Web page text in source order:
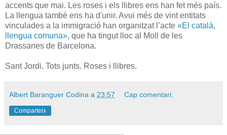
accents que mai. Les roses i els llibres ens han fet més país.
La llengua també ens ha d'unir. Avui més de vint entitats
vinculades a la immigració han organitzat l’acte «El català,
llengua comuna», que ha tingut lloc al Moll de les
Drassanes de Barcelona.
Sant Jordi. Tots junts. Roses i llibres.
Albert Baranguer Codina a 23:57 Cap comentari:
Comparteix